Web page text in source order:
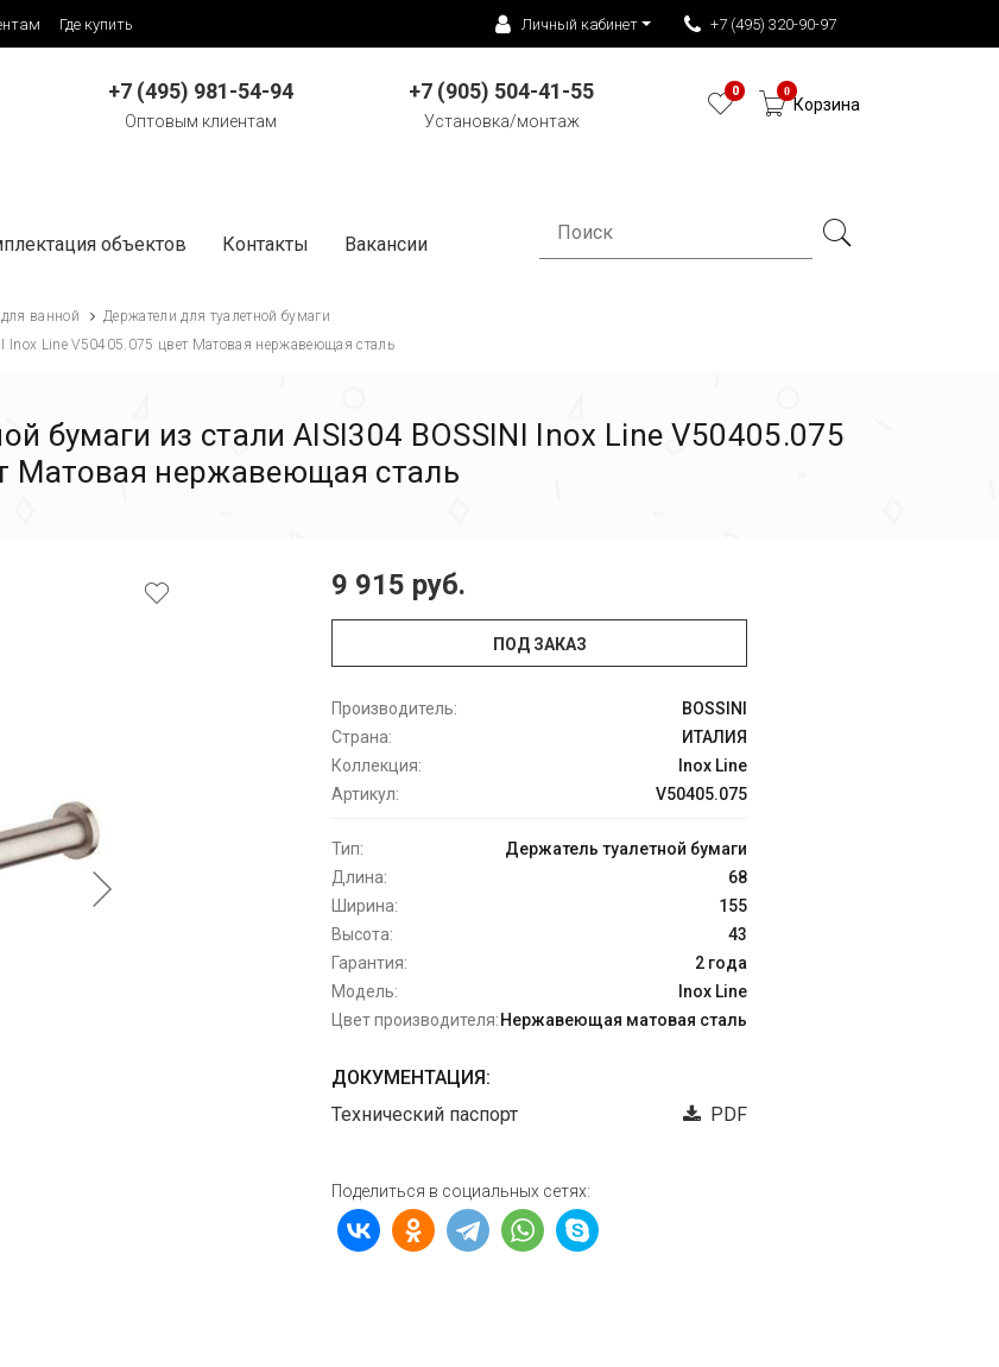
Где купить Личный кабинет +7 (495) 320-90-97
+7 (495) 981-54-94
Оптовым клиентам
+7 (905) 504-41-55
Установка/монтаж
0 0
Корзина
объектов Контакты Вакансии
ванной
Держатели для туалетной бумаги
Inox Line V50405.075 цвет Матовая нержавеющая сталь
бумаги из стали AISI304 BOSSINI Inox Line V50405.075
Матовая нержавеющая сталь
9 915 руб.
ПОД ЗАКАЗ
Производитель:
BOSSINI
Страна:
ИТАЛИЯ
Коллекция:
Inox Line
Артикул:
V50405.075
Тип:
Держатель туалетной бумаги
Длина:
68
Ширина:
155
Высота:
43
Гарантия:
2 года
Модель:
Inox Line
Цвет производителя: Нержавеющая матовая сталь
ДОКУМЕНТАЦИЯ:
Технический паспорт
PDF
Поделиться в социальных сетях: